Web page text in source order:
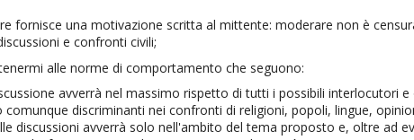
fornisce una motivazione scritta al mittente: moderare non è
e confronti civili;
alle norme di comportamento che seguono:
avverrà nel massimo rispetto di tutti i possibili interlocutori
discriminanti nei confronti di religioni, popoli, lingue,
discussioni avverrà solo nell'ambito del tema proposto e, oltre ad